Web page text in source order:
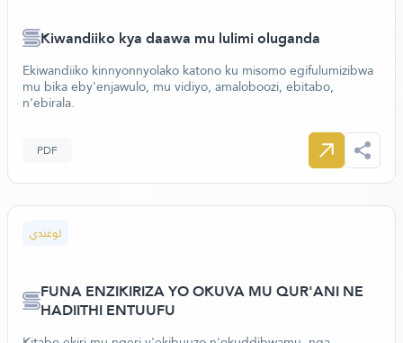
Kiwandiiko kya daawa mu lulimi oluganda
Ekiwandiiko kinnyonnyolako katono ku misomo egifulumizibwa
mu bika eby'enjawulo, mu vidiyo, amaloboozi, ebitabo,
n'ebirala.
PDF
لوغندي
FUNA ENZIKIRIZA YO OKUVA MU QUR'ANI NE
HADIITHI ENTUUFU